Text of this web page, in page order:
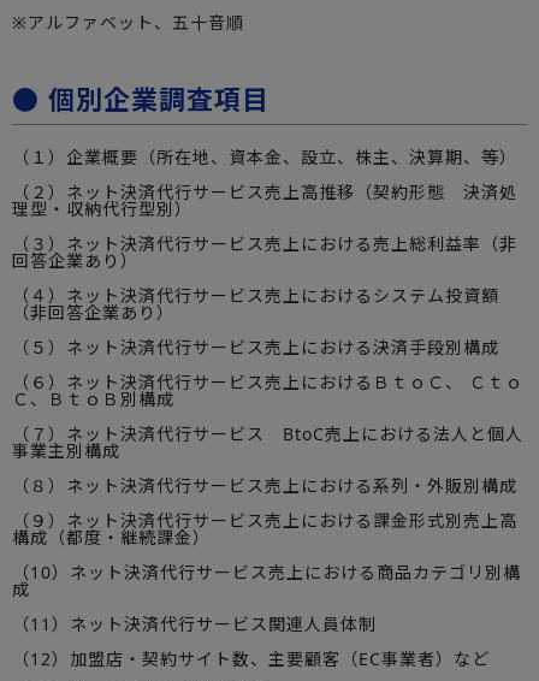
※アルファベット、五十音順
● 個別企業調査項目
（１）企業概要（所在地、資本金、設立、株主、決算期、等）
（２）ネット決済代行サービス売上高推移（契約形態 決済処
理型・収納代行型別）
（３）ネット決済代行サービス売上における売上総利益率（非
回答企業あり）
（４）ネット決済代行サービス売上におけるシステム投資額
（非回答企業あり）
（５）ネット決済代行サービス売上における決済手段別構成
（６）ネット決済代行サービス売上におけるＢｔｏＣ、 Ｃｔｏ
Ｃ、ＢｔｏＢ別構成
（７）ネット決済代行サービス BtoC売上における法人と個人
事業主別構成
（８）ネット決済代行サービス売上における系列・外販別構成
（９）ネット決済代行サービス売上における課金形式別売上高
構成（都度・継続課金）
（10）ネット決済代行サービス売上における商品カテゴリ別構
成
（11）ネット決済代行サービス関連人員体制
（12）加盟店・契約サイト数、主要顧客（EC事業者）など